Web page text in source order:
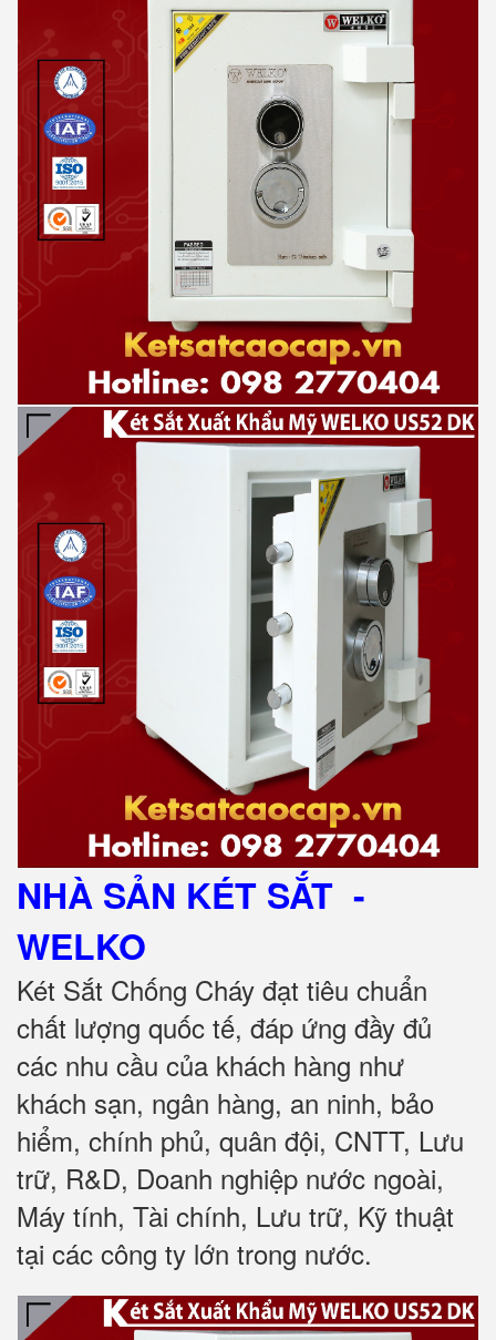
NHÀ SẢN KÉT SẮT -
WELKO
Két Sắt Chống Cháy đạt tiêu chuẩn
chất lượng quốc tế, đáp ứng đầy đủ
các nhu cầu của khách hàng như
khách sạn, ngân hàng, an ninh, bảo
hiểm, chính phủ, quân đội, CNTT, Lưu
trữ, R&D, Doanh nghiệp nước ngoài,
Máy tính, Tài chính, Lưu trữ, Kỹ thuật
tại các công ty lớn trong nước.